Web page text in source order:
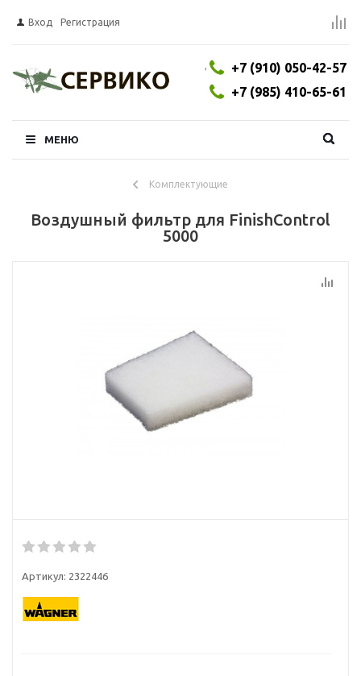
Вход Регистрация
+7 (910) 050-42-57
,
+7 (985) 410-65-61
МЕНЮ
Комплектующие
Воздушный фильтр для FinishControl
5000
Артикул: 2322446